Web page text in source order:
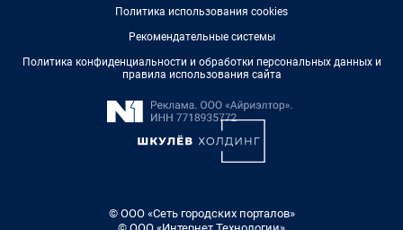
Политика использования cookies
Рекомендательные системы
Политика конфиденциальности и обработки персональных данных и
правила использования сайта
© ООО «Сеть городских порталов»